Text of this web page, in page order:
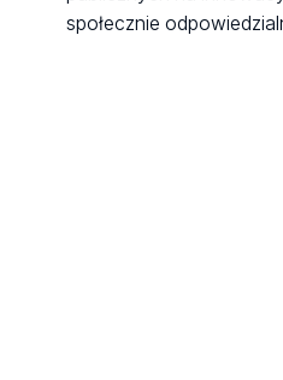
społecznie